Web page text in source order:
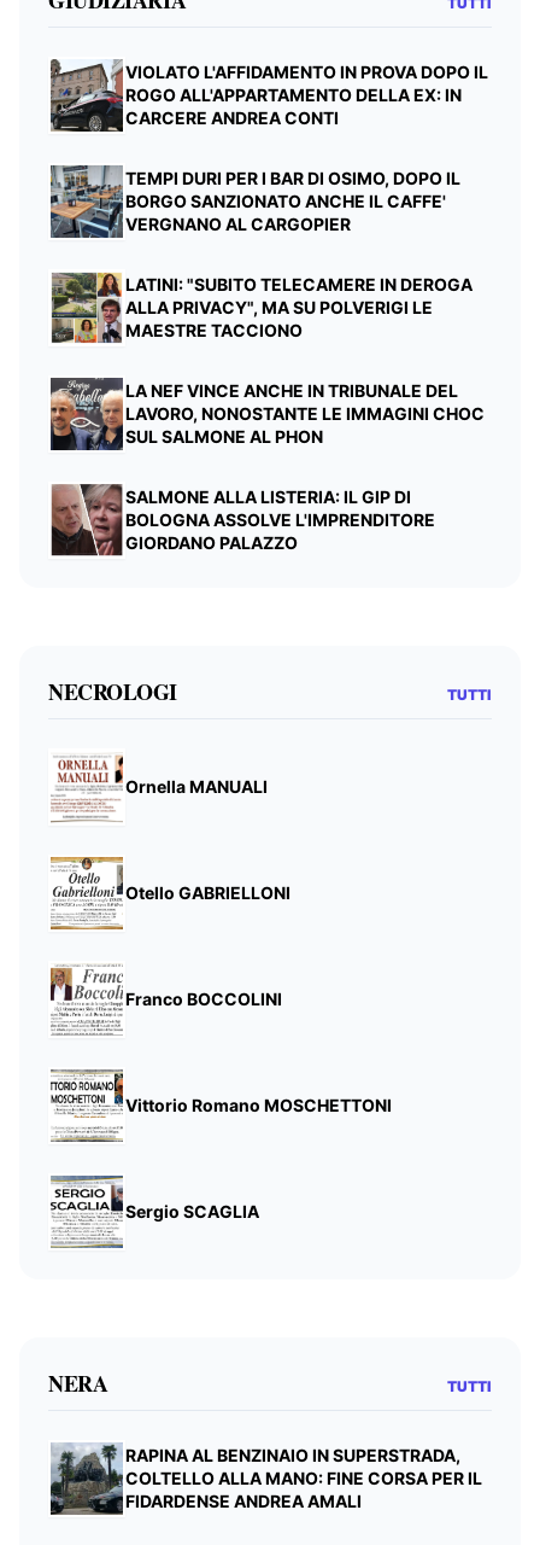
VIOLATO L'AFFIDAMENTO IN PROVA DOPO IL
ROGO ALL'APPARTAMENTO DELLA EX: IN
CARCERE ANDREA CONTI
TEMPI DURI PER I BAR DI OSIMO, DOPO IL
BORGO SANZIONATO ANCHE IL CAFFE'
VERGNANO AL CARGOPIER
LATINI: "SUBITO TELECAMERE IN DEROGA
ALLA PRIVACY", MA SU POLVERIGI LE
MAESTRE TACCIONO
LA NEF VINCE ANCHE IN TRIBUNALE DEL
LAVORO, NONOSTANTE LE IMMAGINI CHOC
SUL SALMONE AL PHON
SALMONE ALLA LISTERIA: IL GIP DI
BOLOGNA ASSOLVE L'IMPRENDITORE
GIORDANO PALAZZO
NECROLOGI TUTTI
Ornella MANUALI
Otello GABRIELLONI
Franco BOCCOLINI
Vittorio Romano MOSCHETTONI
Sergio SCAGLIA
NERA TUTTI
RAPINA AL BENZINAIO IN SUPERSTRADA,
COLTELLO ALLA MANO: FINE CORSA PER IL
FIDARDENSE ANDREA AMALI